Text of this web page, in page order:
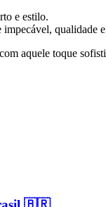
e estilo.
qualidade
aquele toque